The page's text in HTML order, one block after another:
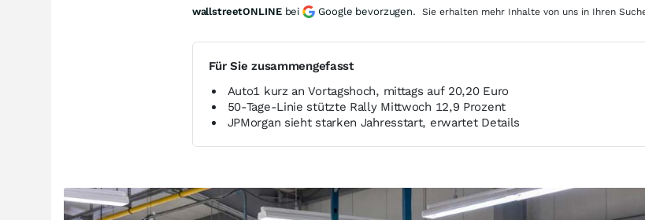
Für Sie zusammengefasst
Auto1 kurz an Vortagshoch, mittags auf 20,20 Euro
50-Tage-Linie stützte Rally Mittwoch 12,9 Prozent
JPMorgan sieht starken Jahresstart, erwartet Details
wallstreetONLINE bei Google bevorzugen. Sie erhalten mehr Inhalte von uns in Ihren